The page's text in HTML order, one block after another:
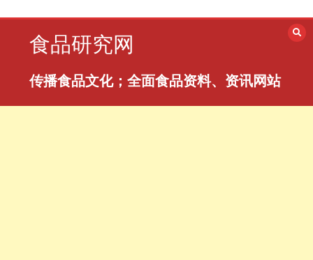
食品研究网
传播食品文化；全面食品资料、资讯网站